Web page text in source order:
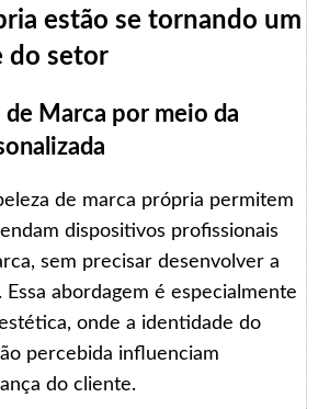
estão se tornando um
do setor
Marca por meio da
de marca própria permitem
dispositivos profissionais
sem precisar desenvolver a
abordagem é especialmente
onde a identidade do
percebida influenciam
do cliente.